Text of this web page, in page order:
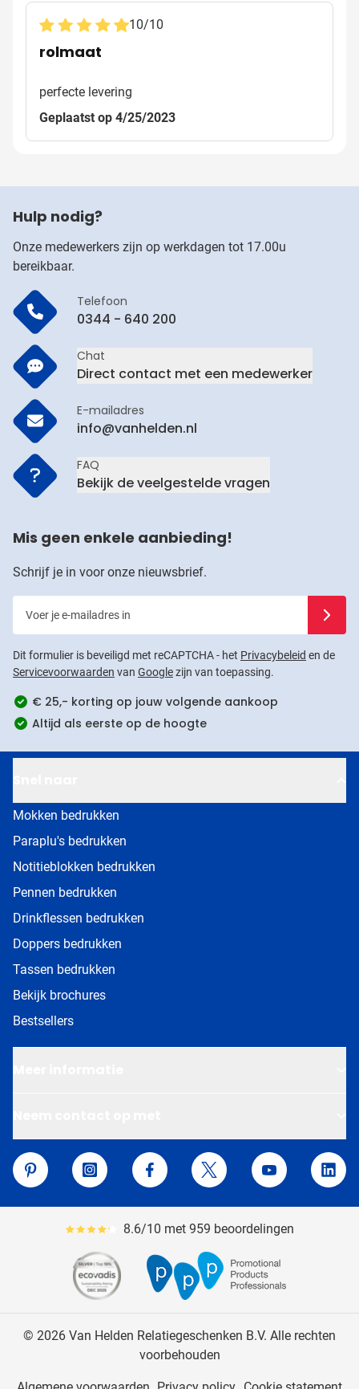
10/10
rolmaat
perfecte levering
Geplaatst op 4/25/2023
Hulp nodig?
Onze medewerkers zijn op werkdagen tot 17.00u
bereikbaar.
Telefoon
0344 - 640 200
Chat
Direct contact met een medewerker
E-mailadres
info@vanhelden.nl
FAQ
Bekijk de veelgestelde vragen
Mis geen enkele aanbieding!
Schrijf je in voor onze nieuwsbrief.
Dit formulier is beveiligd met reCAPTCHA - het Privacybeleid en de
Servicevoorwaarden van Googlezijn van toepassing.
€ 25,- korting op jouw volgende aankoop
Altijd als eerste op de hoogte
Mokken bedrukken
Paraplu's bedrukken
Notitieblokken bedrukken
Pennen bedrukken
Drinkflessen bedrukken
Doppers bedrukken
Tassen bedrukken
Bekijk brochures
Bestsellers
Van Helden Relatiegeschenken
Pinterest
Instagram Facebook Twitter YouTube
Gemiddeld reviewpercentage is 86
8.6/10 met 959 beoordelingen
© 2026 Van Helden Relatiegeschenken B.V. Alle rechten
voorbehouden